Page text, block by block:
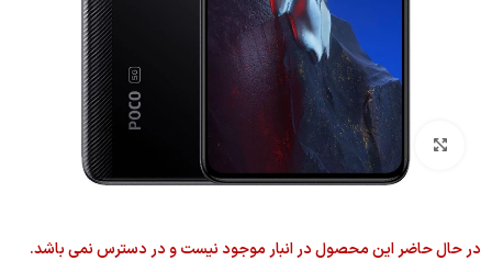
بزرگنمایی تصویر
در حال حاضر این محصول در انبار موجود نیست و در دسترس نمی باشد.